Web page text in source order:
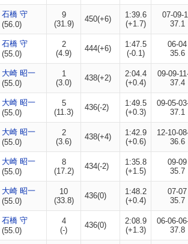
石橋 守
(56.0)
9
(31.9)
450(+6)
1:39.6
(+1.7)
07-09-
37.1
石橋 守
(55.0)
2
(4.9)
444(+6)
1:47.5
(-0.1)
06-04
35.6
大崎 昭一
(55.0)
1
(3.0)
438(+2)
2:04.4
(+0.4)
09-09-
37.4
大崎 昭一
(55.0)
5
(11.3)
436(-2)
1:49.5
(+0.3)
09-05-
37.1
大崎 昭一
(55.0)
2
(3.6)
438(+4)
1:42.9
(+0.6)
12-10-
36.6
大崎 昭一
(55.0)
8
(17.2)
434(-2)
1:35.8
(+1.5)
09-09
35.7
大崎 昭一
(55.0)
10
(33.8)
436(0)
1:48.2
(+0.4)
07-07
35.7
石橋 守
(55.0)
4
(-)
436(0)
2:08.9
(+1.3)
06-06-
37.8